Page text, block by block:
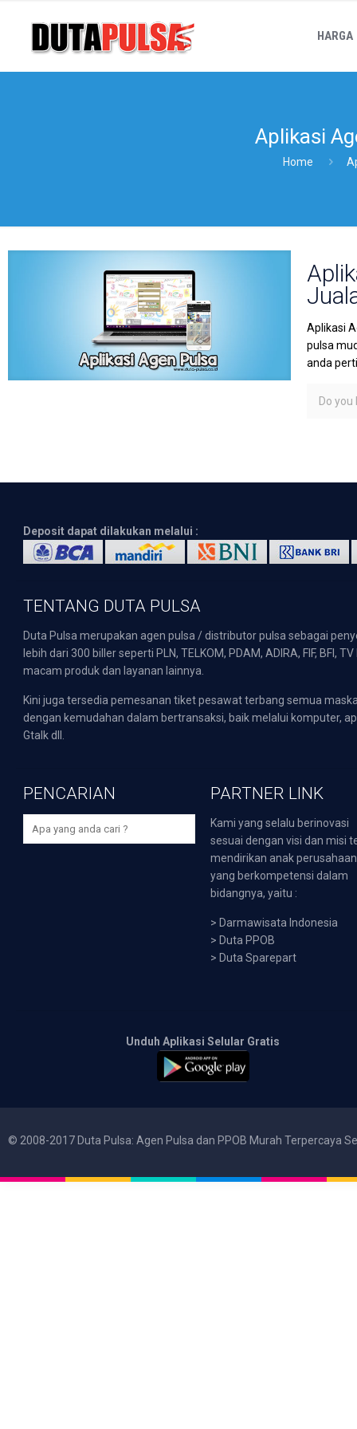
HARGA
Aplikasi
Home
Aplikasi
pulsa
anda
Do you
Deposit dapat dilakukan melalui :
TENTANG DUTA PULSA
Duta Pulsa merupakan agen pulsa / distributor pulsa sebagai
lebih dari 300 biller seperti PLN, TELKOM, PDAM, ADIRA, FIF,
macam produk dan layanan lainnya.
Kini juga tersedia pemesanan tiket pesawat terbang semua
dengan kemudahan dalam bertransaksi, baik melalui komputer,
Gtalk dll.
PENCARIAN PARTNER LINK
Kami yang selalu berinovasi
sesuai dengan visi dan misi
mendirikan anak perusahaan
yang berkompetensi dalam
bidangnya, yaitu :
> Darmawisata Indonesia
> Duta PPOB
> Duta Sparepart
Unduh Aplikasi Selular Gratis
© 2008-2017 Duta Pulsa: Agen Pulsa dan PPOB Murah Terpercaya